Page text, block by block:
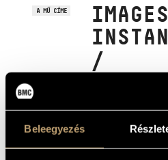
Beleegyezés
A MŰ CÍME
/
I - V